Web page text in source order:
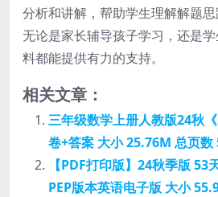
分析和讲解，帮助学生理解解题思
无论是家长辅导孩子学习，还是
料都能提供有力的支持。
相关文章：
三年级数学上册人教版24秋
卷+答案 大小 25.76M 总页数
【PDF打印版】24秋季版 53
PEP版本英语电子版 大小